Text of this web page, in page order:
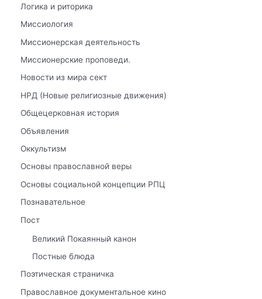
Логика и риторика
Миссиология
Миссионерская деятельность
Миссионерские проповеди.
Новости из мира сект
НРД (Новые религиозные движения)
Общецерковная история
Объявления
Оккультизм
Основы православной веры
Основы социальной концепции РПЦ
Познавательное
Пост
Великий Покаянный канон
Постные блюда
Поэтическая страничка
Православное документальное кино